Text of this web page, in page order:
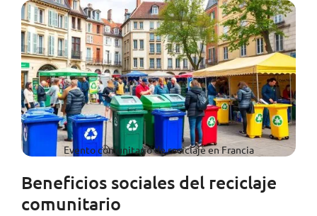
Evento comunitario de reciclaje en Francia
Beneficios sociales del reciclaje
comunitario